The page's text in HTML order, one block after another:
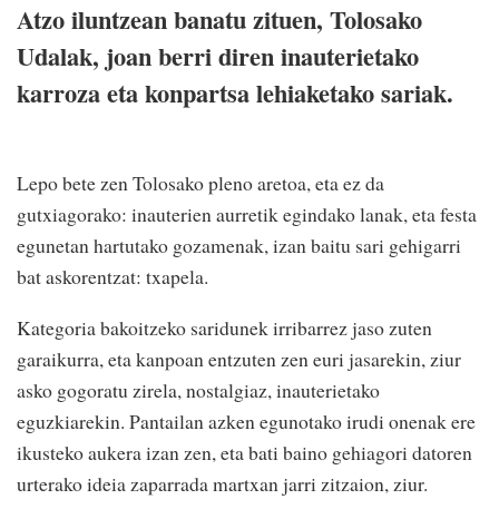
Atzo iluntzean banatu zituen, Tolosako
Udalak, joan berri diren inauterietako
karroza eta konpartsa lehiaketako sariak.
Lepo bete zen Tolosako pleno aretoa, eta ez da
gutxiagorako: inauterien aurretik egindako lanak, eta festa
egunetan hartutako gozamenak, izan baitu sari gehigarri
bat askorentzat: txapela.
Kategoria bakoitzeko saridunek irribarrez jaso zuten
garaikurra, eta kanpoan entzuten zen euri jasarekin, ziur
asko gogoratu zirela, nostalgiaz, inauterietako
eguzkiarekin. Pantailan azken egunotako irudi onenak ere
ikusteko aukera izan zen, eta bati baino gehiagori datoren
urterako ideia zaparrada martxan jarri zitzaion, ziur.